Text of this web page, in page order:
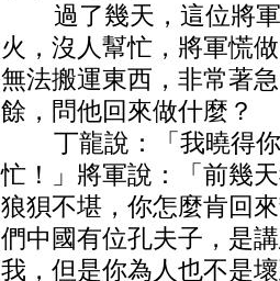
過了幾天，這位將軍
火，沒人幫忙，將軍慌
無法搬運東西，非常著
餘，問他回來做什麼？
丁龍說：「我曉得你
忙！」將軍說：「前幾
狼狽不堪，你怎麼肯回
們中國有位孔夫子，是
我，但是你為人也不是